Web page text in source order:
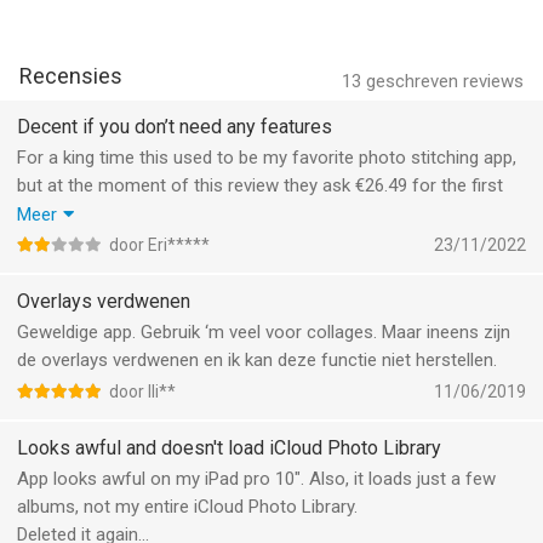
- Hoge resolutie exporteren
Fotobewerkingsfuncties:
-Snelle verbetering: hi-definitie, landschap, eten, portret, nacht
- Filterpakketten: eten, stijl, stralend, romantiek, noir, soleil,
speelgoedcamera, wonderland, popkunst, mystic, nostalgie,
subtiel, tital, Wanderlust, jetset, lente, zomer, strand, laag pro,
- Effecten: blootstelling, helderheid, contrast, structuur,
warmte, verzadiging, vervagen, hoogtepunten, schaduwen,
vignet, slijpen
- Stickers: versier uw fotocollage met uw favoriete stickers
- Teksteditor: Voeg tekstoverlays in en selecteer uw keuze uit
lettertype -stijlen, kleuren, achtergronden, schaduwen en meer
- Tekeningeditor: voeg uw eigen aanraking toe aan elke foto
door een tekentool van uw keuze te selecteren
Bedankt voor het gebruik van Pic Stitch! Heb je vragen of
feedback? Stuur een e-mail naar contact@maplemedia.io voor
snelle en vriendelijke ondersteuning.
13 geschreven reviews
Recensies
Decent if you don’t need any features
For a king time this used to be my favorite photo stitching app,
but at the moment of this review they ask €26.49 for the first
year and €32.99 for each year after that for the most basic
features you’d expect for a app like this. If you just want to
color or width, look elsewhere
Meer
door Eri***** 23/11/2022
Overlays verdwenen
Geweldige app. Gebruik ‘m veel voor collages. Maar ineens zijn
de overlays verdwenen en ik kan deze functie niet herstellen.
door Ili** 11/06/2019
Looks awful and doesn't load iCloud Photo Library
App looks awful on my iPad pro 10". Also, it loads just a few
albums, not my entire iCloud Photo Library.
Deleted it again...